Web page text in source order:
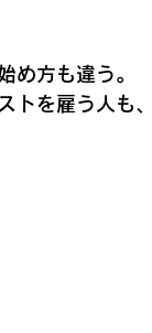
め方も違う。
トを雇う人も